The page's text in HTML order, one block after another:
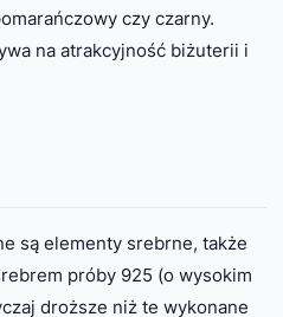
czy czarny.
na atrakcyjność biżuterii i
są elementy srebrne, także
próby 925 (o wysokim
droższe niż te wykonane